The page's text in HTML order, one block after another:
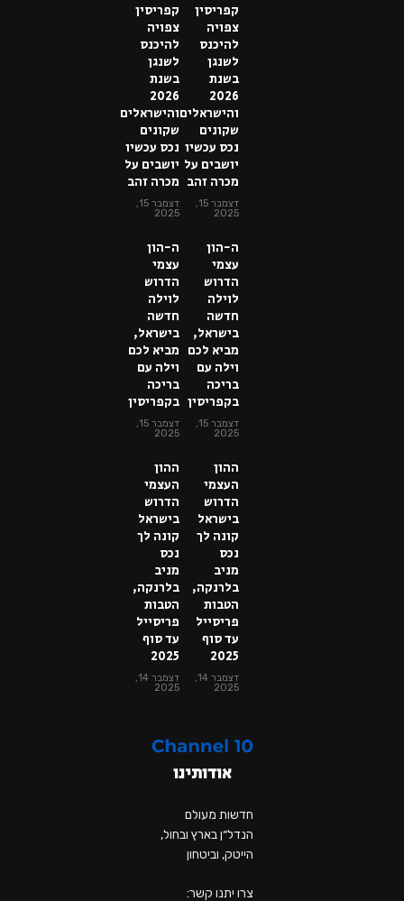
קפריסין
צפויה
להיכנס
לשנגן
בשנת
2026
והישראלים
שקונים
נכס עכשיו
יושבים על
מכרה זהב
דצמבר 15,
2025
ה-הון
עצמי
הדרוש
לוילה
חדשה
בישראל,
מביא לכם
וילה עם
בריכה
בקפריסין
דצמבר 15,
2025
ההון
העצמי
הדרוש
בישראל
קונה לך
נכס
מניב
בלרנקה,
הטבות
פריסייל
עד סוף
2025
דצמבר 14,
2025
קפריסין
צפויה
להיכנס
לשנגן
בשנת
2026
והישראלים
שקונים
נכס עכשיו
יושבים על
מכרה זהב
דצמבר 15,
2025
ה-הון
עצמי
הדרוש
לוילה
חדשה
בישראל,
מביא לכם
וילה עם
בריכה
בקפריסין
דצמבר 15,
2025
ההון
העצמי
הדרוש
בישראל
קונה לך
נכס
מניב
בלרנקה,
הטבות
פריסייל
עד סוף
2025
דצמבר 14,
2025
אודותינו
חדשות מעולם
הנדל״ן בארץ ובחול,
הייטק, וביטחון
צרו יתנו קשר: